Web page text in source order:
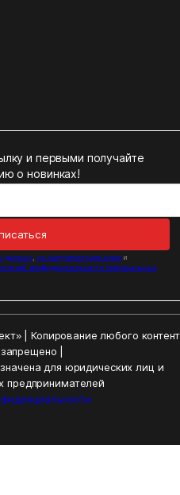
и первыми получайте
о новинках!
данных, на получение рассылоки
конфиденциальности персональных
| Копирование любого
|
для юридических лиц и
предпринимателей